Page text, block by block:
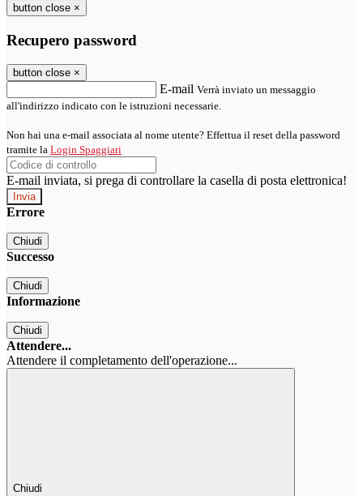
button close ×
Recupero password
button close ×
E-mail Verrà inviato un messaggio
all'indirizzo indicato con le istruzioni necessarie.
Non hai una e-mail associata al nome utente? Effettua il reset della password
tramite la Login Spaggiari
E-mail inviata, si prega di controllare la casella di posta elettronica!
Errore
Chiudi
Successo
Chiudi
Informazione
Chiudi
Attendere...
Attendere il completamento dell'operazione...
Chiudi